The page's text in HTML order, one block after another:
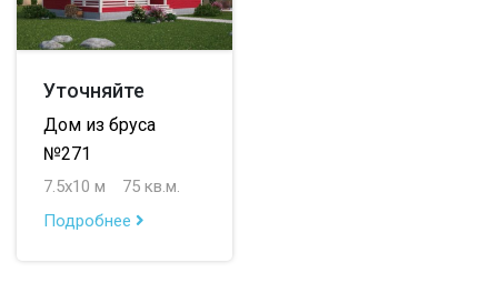
Уточняйте
Дом из бруса
№271
7.5х10 м
75 кв.м.
Подробнее